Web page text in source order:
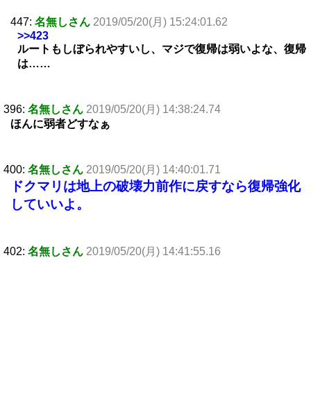
447: 名無しさん 2019/05/20(月) 15:24:01.62
>>423
ルートもしぼられやすいし、マジで復帰は弱いよな、復帰
は……
396: 名無しさん 2019/05/20(月) 14:38:24.74
ほんに弱者どすなぁ
400: 名無しさん 2019/05/20(月) 14:40:01.71
ドクマリは地上の破壊力前作に戻すなら復帰強化
していいよ。
402: 名無しさん 2019/05/20(月) 14:41:55.16